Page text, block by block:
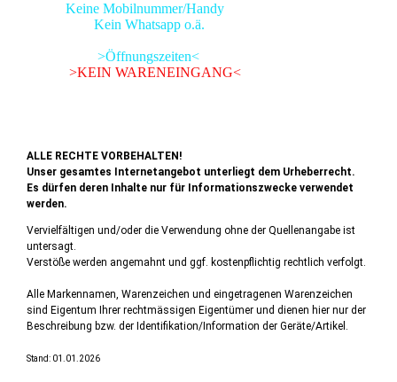
Keine Mobilnummer/Handy
Kein Whatsapp o.ä.
>Öffnungszeiten<
>KEIN WARENEINGANG<
ALLE RECHTE VORBEHALTEN!
Unser gesamtes Internetangebot unterliegt dem Urheberrecht.
Es dürfen deren Inhalte nur für Informationszwecke verwendet
werden.
Vervielfältigen und/oder die Verwendung ohne der Quellenangabe ist
untersagt.
Verstöße werden angemahnt und ggf. kostenpflichtig rechtlich verfolgt.
Alle Markennamen, Warenzeichen und eingetragenen Warenzeichen
sind Eigentum Ihrer rechtmässigen Eigentümer und dienen hier nur der
Beschreibung bzw. der Identifikation/Information der Geräte/Artikel.
Stand: 01.01.2026